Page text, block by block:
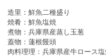
造里：鮮魚二種盛り
焼肴：鮮魚塩焼
煮物：兵庫県産蒸し玉葱
蓋物：蓮根饅頭
肉料理理：兵庫県産牛ロー